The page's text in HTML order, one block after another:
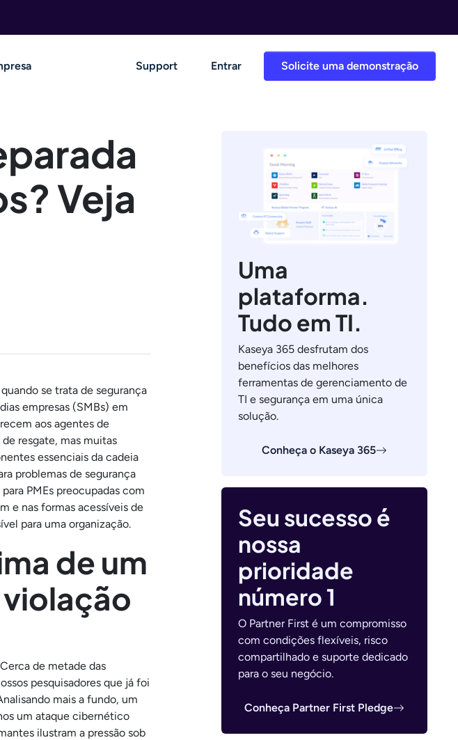
Solicite uma demonstração
Support Entrar
Veja
se trata de segurança
empresas (SMBs) em
aos agentes de
resgate, mas muitas
essenciais da cadeia
problemas de segurança
PMEs preocupadas com
e nas formas acessíveis de
para uma organização.
de um
de metade das
pesquisadores que já foi
mais a fundo, um
um ataque cibernético
ilustram a pressão sob
Uma
plataforma.
Tudo em TI.
Kaseya 365 desfrutam dos
benefícios das melhores
ferramentas de gerenciamento de
TI e segurança em uma única
solução.
Conheça o Kaseya 365
Seu sucesso é
nossa
prioridade
número 1
O Partner First é um compromisso
com condições flexíveis, risco
compartilhado e suporte dedicado
para o seu negócio.
Conheça Partner First Pledge